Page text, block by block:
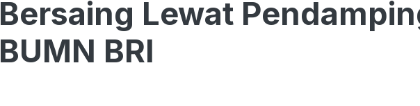
Bersaing Lewat
BUMN BRI